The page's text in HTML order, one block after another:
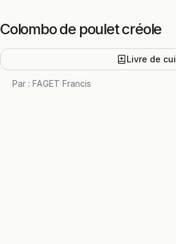
Colombo de poulet créole
Livre de
Par : FAGET Francis